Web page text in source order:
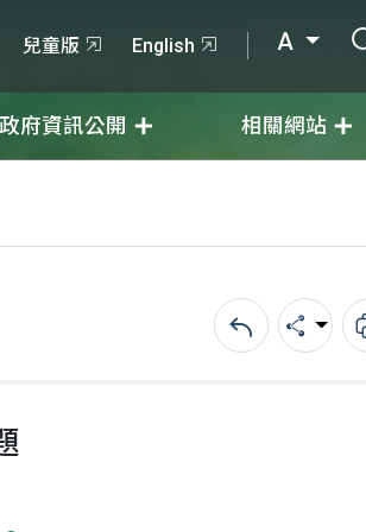
兒童版 English A
政府資訊公開 相關網站
回上一頁分享